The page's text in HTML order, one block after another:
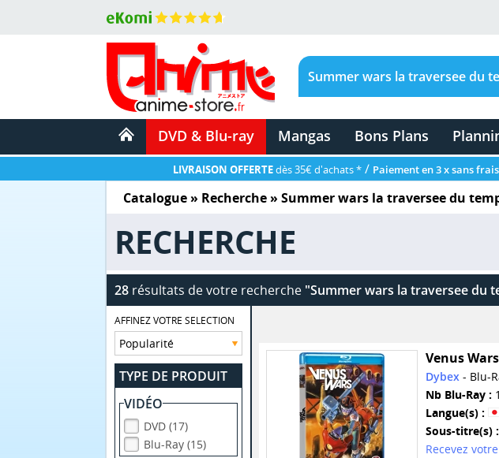
DVD & Blu-ray Mangas Bons Plans
LIVRAISON OFFERTEdès 35€ d'achats * / Paiement en 3 x sans frais
Catalogue» Recherche » Summer wars la traversee du
RECHERCHE
28résultats de votre recherche "Summer wars la traversee du
AFFINEZ VOTRE SELECTION
TYPE DE PRODUIT
VIDÉO
DVD (17)
Blu-Ray (15)
Venus
Dybex- Blu-
Nb Blu-Ray :
Langue(s) :
Sous-titre(s) :
Recevez